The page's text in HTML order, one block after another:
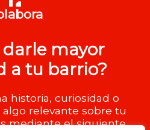
darle mayor
a tu barrio?
historia, curiosidad o
relevante sobre tu
mediante el siguiente